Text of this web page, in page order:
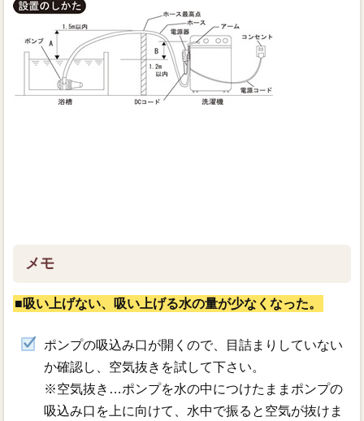
メモ
■吸い上げない、吸い上げる水の量が少なくなった。
ポンプの吸込み口が開くので、目詰まりしていない
か確認し、空気抜きを試して下さい。
※空気抜き…ポンプを水の中につけたままポンプの
吸込み口を上に向けて、水中で振ると空気が抜けま